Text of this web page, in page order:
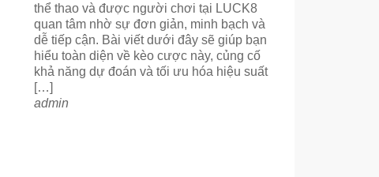
thể thao và được người chơi tại LUCK8
quan tâm nhờ sự đơn giản, minh bạch và
dễ tiếp cận. Bài viết dưới đây sẽ giúp bạn
hiểu toàn diện về kèo cược này, củng cố
khả năng dự đoán và tối ưu hóa hiệu suất
[…]
admin